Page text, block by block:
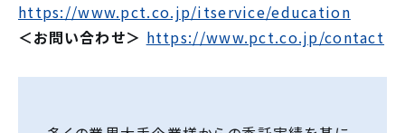
https://www.pct.co.jp/itservice/education
＜お問い合わせ＞ https://www.pct.co.jp/contact